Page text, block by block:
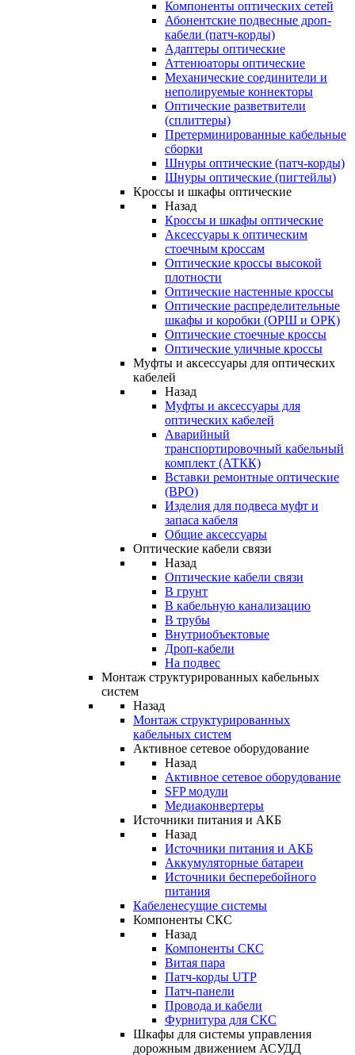
Компоненты оптических сетей
Абонентские подвесные дроп-
кабели (патч-корды)
Адаптеры оптические
Аттенюаторы оптические
Механические соединители и
неполируемые коннекторы
Оптические разветвители
(сплиттеры)
Претерминированные кабельные
сборки
Шнуры оптические (патч-корды)
Шнуры оптические (пигтейлы)
Кроссы и шкафы оптические
Назад
Кроссы и шкафы оптические
Аксессуары к оптическим
стоечным кроссам
Оптические кроссы высокой
плотности
Оптические настенные кроссы
Оптические распределительные
шкафы и коробки (ОРШ и ОРК)
Оптические стоечные кроссы
Оптические уличные кроссы
Муфты и аксессуары для оптических
кабелей
Назад
Муфты и аксессуары для
оптических кабелей
Аварийный
транспортировочный кабельный
комплект (АТКК)
Вставки ремонтные оптические
(ВРО)
Изделия для подвеса муфт и
запаса кабеля
Общие аксессуары
Оптические кабели связи
Назад
Оптические кабели связи
В грунт
В кабельную канализацию
В трубы
Внутриобъектовые
Дроп-кабели
На подвес
Монтаж структурированных кабельных
систем
Назад
Монтаж структурированных
кабельных систем
Активное сетевое оборудование
Назад
Активное сетевое оборудование
SFP модули
Медиаконвертеры
Источники питания и АКБ
Назад
Источники питания и АКБ
Аккумуляторные батареи
Источники бесперебойного
питания
Кабеленесущие системы
Компоненты СКС
Назад
Компоненты СКС
Витая пара
Патч-корды UTP
Патч-панели
Провода и кабели
Фурнитура для СКС
Шкафы для системы управления
дорожным движением АСУДД